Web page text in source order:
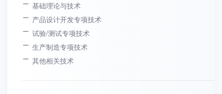
基础理论与技术
产品设计开发专项技术
试验/测试专项技术
生产制造专项技术
其他相关技术